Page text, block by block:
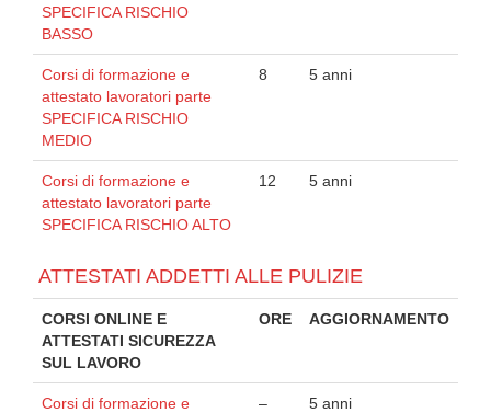
SPECIFICA RISCHIO
BASSO
Corsi di formazione e
attestato lavoratori parte
SPECIFICA RISCHIO
MEDIO
8 5 anni
Corsi di formazione e
attestato lavoratori parte
SPECIFICA RISCHIO ALTO
12 5 anni
ATTESTATI ADDETTI ALLE PULIZIE
CORSI ONLINE E
ATTESTATI SICUREZZA
SUL LAVORO
ORE AGGIORNAMENTO
Corsi di formazione e
– 5 anni